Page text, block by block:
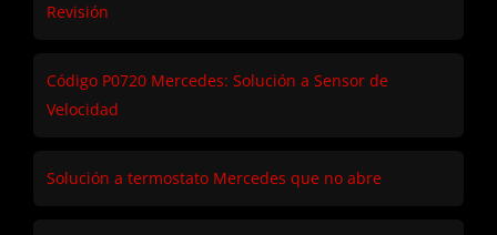
Revisión
Código P0720 Mercedes: Solución a Sensor de
Velocidad
Solución a termostato Mercedes que no abre